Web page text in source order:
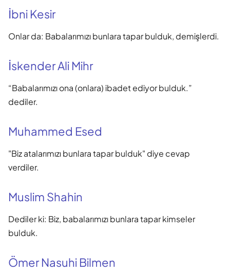
İbni Kesir
Onlar da: Babalarımızı bunlara tapar bulduk, demişlerdi.
İskender Ali Mihr
“Babalarımızı ona (onlara) ibadet ediyor bulduk.”
dediler.
Muhammed Esed
"Biz atalarımızı bunlara tapar bulduk" diye cevap
verdiler.
Muslim Shahin
Dediler ki: Biz, babalarımızı bunlara tapar kimseler
bulduk.
Ömer Nasuhi Bilmen